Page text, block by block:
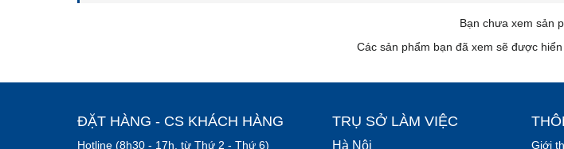
Bạn chưa xem sản
Các sản phẩm bạn đã xem sẽ được
ĐẶT HÀNG - CS KHÁCH HÀNG
Hotline (8h30 - 17h, từ Thứ 2 - Thứ 6)
TRỤ SỞ LÀM VIỆC
Hà Nội Giới